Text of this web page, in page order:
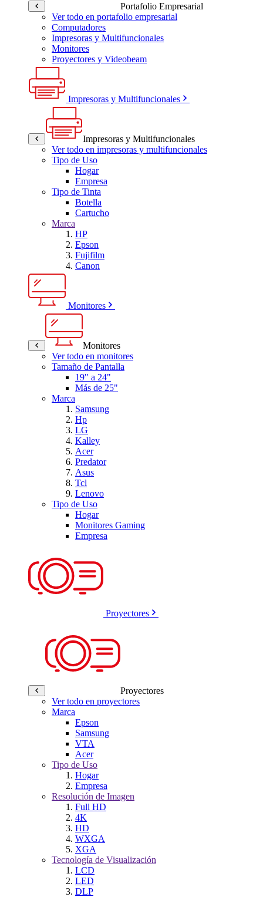
Portafolio Empresarial
Ver todo en portafolio empresarial
Computadores
Impresoras y Multifuncionales
Monitores
Proyectores y Videobeam
Impresoras y Multifuncionales
Impresoras y Multifuncionales
Ver todo en impresoras y multifuncionales
Tipo de Uso
Hogar
Empresa
Tipo de Tinta
Botella
Cartucho
Marca
HP
Epson
Fujifilm
Canon
Monitores
Monitores
Ver todo en monitores
Tamaño de Pantalla
19" a 24"
Más de 25"
Marca
Samsung
Hp
LG
Kalley
Acer
Predator
Asus
Tcl
Lenovo
Tipo de Uso
Hogar
Monitores Gaming
Empresa
Proyectores
Proyectores
Ver todo en proyectores
Marca
Epson
Samsung
VTA
Acer
Tipo de Uso
Hogar
Empresa
Resolución de Imagen
Full HD
4K
HD
WXGA
XGA
Tecnología de Visualización
LCD
LED
DLP